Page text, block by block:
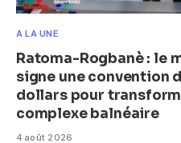
A LA UNE
Ratoma-Rogbanè : le
signe une convention
dollars pour
complexe balnéaire
4 août 2026